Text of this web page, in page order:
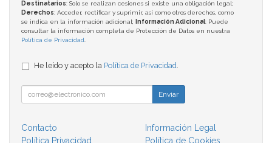
Destinatarios: Solo se realizan cesiones si existe una obligación legal;
Derechos: Acceder, rectificar y suprimir, así como otros derechos, como
se indica en la información adicional;
Información Adicional: Puede
consultar la información completa de Protección de Datos en nuestra
Política de Privacidad
He leído y acepto la Política de Privacidad.
Enviar
Contacto
Información Legal
Política Privacidad
Política de Cookies